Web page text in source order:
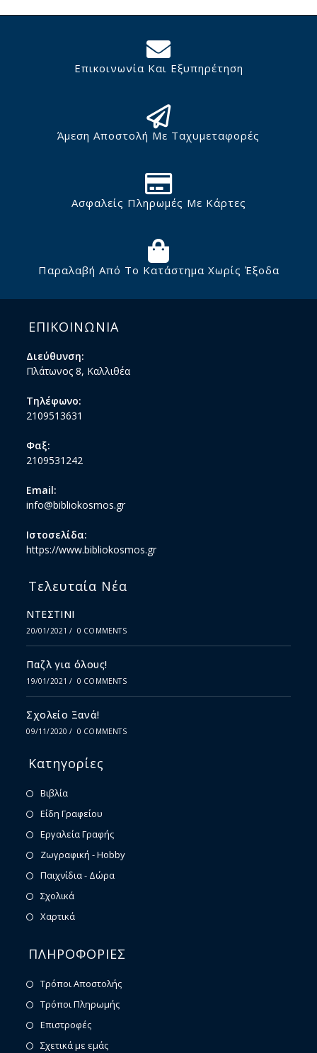
Επικοινωνία Και Εξυπηρέτηση
Άμεση Αποστολή Με Ταχυμεταφορές
Ασφαλείς Πληρωμές Με Κάρτες
Παραλαβή Από Το Κατάστημα Χωρίς Έξοδα
ΕΠΙΚΟΙΝΩΝΙΑ
Διεύθυνση:
Πλάτωνος 8, Καλλιθέα
Τηλέφωνο:
2109513631
Φαξ:
2109531242
Email:
info@bibliokosmos.gr
Ιστοσελίδα:
https://www.bibliokosmos.gr
Τελευταία Νέα
ΝΤΕΣΤΙΝΙ
20/01/2021 / 0 COMMENTS
Παζλ για όλους!
19/01/2021 / 0 COMMENTS
Σχολείο Ξανά!
09/11/2020 / 0 COMMENTS
Κατηγορίες
Βιβλία
Είδη Γραφείου
Εργαλεία Γραφής
Ζωγραφική - Hobby
Παιχνίδια - Δώρα
Σχολικά
Χαρτικά
ΠΛΗΡΟΦΟΡΙΕΣ
Τρόποι Αποστολής
Τρόποι Πληρωμής
Επιστροφές
Σχετικά με εμάς